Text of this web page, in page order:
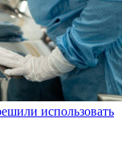
использовать